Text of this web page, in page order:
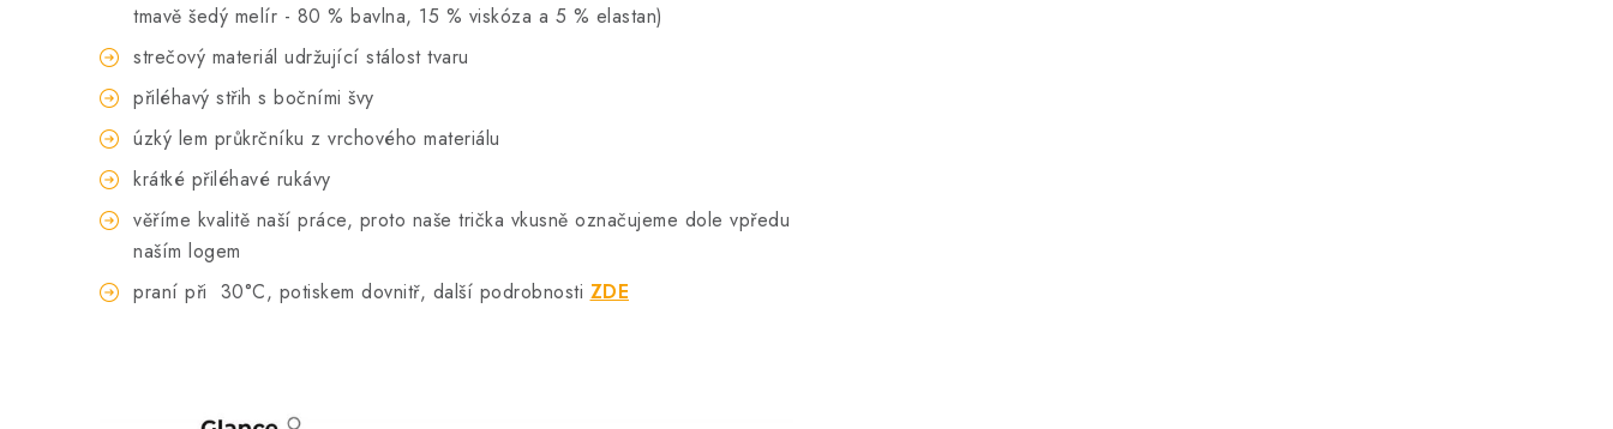
tmavě šedý melír - 80 % bavlna, 15 % viskóza a 5 % elastan)
strečový materiál udržující stálost tvaru
přiléhavý střih s bočními švy
úzký lem průkrčníku z vrchového materiálu
krátké přiléhavé rukávy
věříme kvalitě naší práce, proto naše trička vkusně označujeme dole vpředu
naším logem
praní při 30°C, potiskem dovnitř, další podrobnosti ZDE